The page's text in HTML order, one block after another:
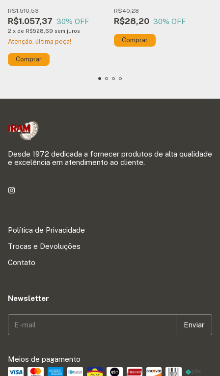
R$1.057,37
R$1.510,53
30% OFF
2 x de R$528,69 sem juros
Atenção, última peça!
R$28,20
R$40,28
30% OFF
Desde 1972 dedicada a fornecer produtos de alta qualidade
e excelência em atendimento ao cliente.
Política de Privacidade
Trocas e Devoluções
Contato
Newsletter
Meios de pagamento